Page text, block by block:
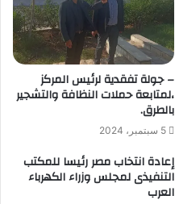
– جولة تفقدية لرئيس المركز
،لمتابعة حملات النظافة والتشجير
بالطرق.
5 سبتمبر، 2024
إعادة انتخاب مصر رئيسا للمكتب
التنفيذى لمجلس وزراء الكهرباء
العرب